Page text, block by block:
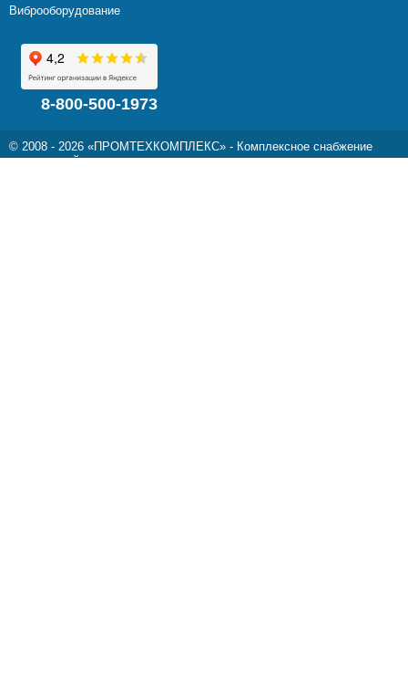
Виброоборудование
8-800-500-1973
© 2008 - 2026 «ПРОМТЕХКОМПЛЕКС» - Комплексное снабжение
предприятий